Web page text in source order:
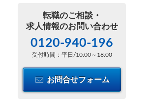
転職のご相談・
求人情報のお問い合わせ
0120-940-196
受付時間：平日/10:00～18:00
お問合せフォーム